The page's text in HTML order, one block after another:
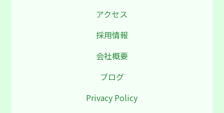
アクセス
採用情報
会社概要
ブログ
Privacy Policy